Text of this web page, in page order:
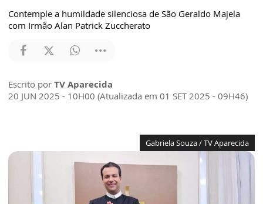
Contemple a humildade silenciosa de São Geraldo Majela
com Irmão Alan Patrick Zuccherato
Escrito por TV Aparecida
20 JUN 2025 - 10H00 (Atualizada em 01 SET 2025 - 09H46)
Gabriela Souza / TV Aparecida